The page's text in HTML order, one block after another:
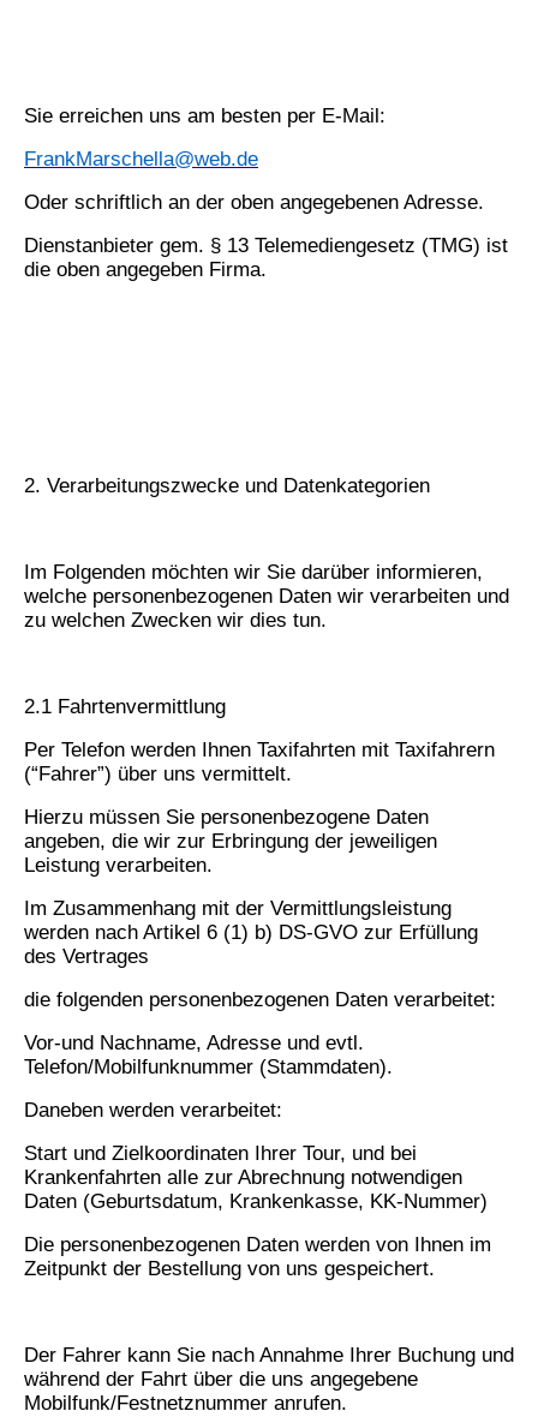
Sie erreichen uns am besten per E-Mail:
FrankMarschella@web.de
Oder schriftlich an der oben angegebenen Adresse.
Dienstanbieter gem. § 13 Telemediengesetz (TMG) ist
die oben angegeben Firma.
2. Verarbeitungszwecke und Datenkategorien
Im Folgenden möchten wir Sie darüber informieren,
welche personenbezogenen Daten wir verarbeiten und
zu welchen Zwecken wir dies tun.
2.1 Fahrtenvermittlung
Per Telefon werden Ihnen Taxifahrten mit Taxifahrern
(“Fahrer”) über uns vermittelt.
Hierzu müssen Sie personenbezogene Daten
angeben, die wir zur Erbringung der jeweiligen
Leistung verarbeiten.
Im Zusammenhang mit der Vermittlungsleistung
werden nach Artikel 6 (1) b) DS-GVO zur Erfüllung
des Vertrages
die folgenden personenbezogenen Daten verarbeitet:
Vor-und Nachname, Adresse und evtl.
Telefon/Mobilfunknummer (Stammdaten).
Daneben werden verarbeitet:
Start und Zielkoordinaten Ihrer Tour, und bei
Krankenfahrten alle zur Abrechnung notwendigen
Daten (Geburtsdatum, Krankenkasse, KK-Nummer)
Die personenbezogenen Daten werden von Ihnen im
Zeitpunkt der Bestellung von uns gespeichert.
Der Fahrer kann Sie nach Annahme Ihrer Buchung und
während der Fahrt über die uns angegebene
Mobilfunk/Festnetznummer anrufen.